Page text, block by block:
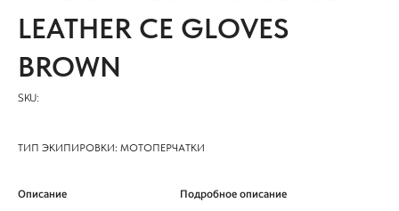
LEATHER CE GLOVES
BROWN
SKU:
ТИП ЭКИПИРОВКИ: МОТОПЕРЧАТКИ
Описание Подробное описание